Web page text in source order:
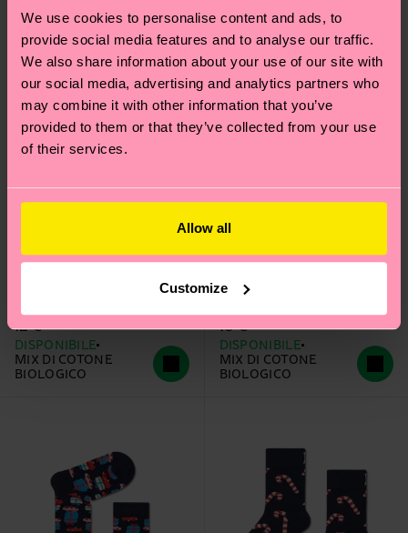
We use cookies to personalise content and ads, to
provide social media features and to analyse our traffic.
We also share information about your use of our site with
our social media, advertising and analytics partners who
may combine it with other information that you’ve
provided to them or that they’ve collected from your use
of their services.
Allow all
Customize
12 €
DISPONIBILE
MIX DI COTONE
BIOLOGICO
Socks Gift Set
18 €
DISPONIBILE
MIX DI COTONE
BIOLOGICO